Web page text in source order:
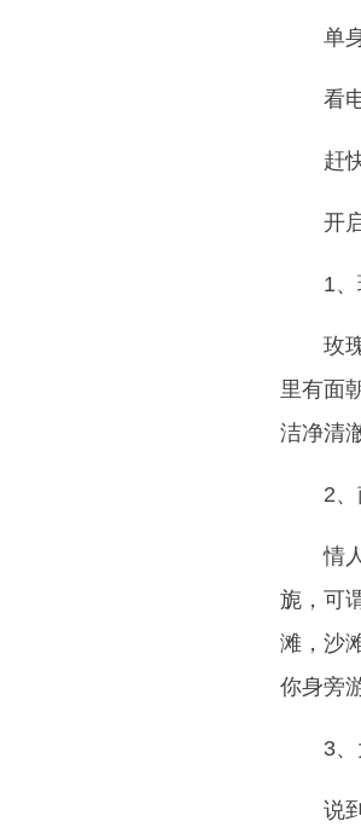
单
看
赶
开
1
玫
里有面
洁净清
2
情
旎，可
滩，沙
你身旁
3
说